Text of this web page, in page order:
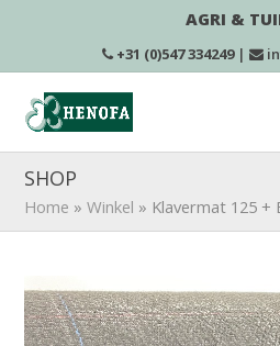
AGRI &
+31 (0)547 334249|
SHOP
Home »Winkel » Klavermat 125 +